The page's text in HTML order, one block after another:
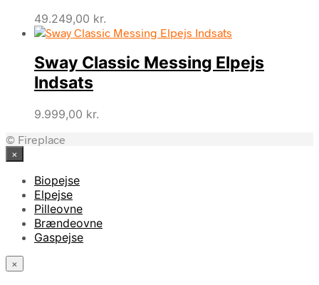
49.249,00 kr.
Sway Classic Messing Elpejs
Indsats
9.999,00 kr.
© Fireplace
×
Biopejse
Elpejse
Pilleovne
Brændeovne
Gaspejse
×